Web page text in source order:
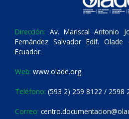
Dirección: Av. Mariscal Antonio
Fernández Salvador Edif.
Ecuador.
Web: www.olade.org
Teléfono: (593 2) 259 8122 / 2598
Correo: